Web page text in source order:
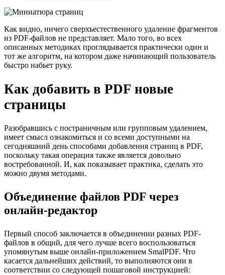
Как видно, ничего сверхъестественного удаление фрагментов
из PDF-файлов не представляет. Мало того, во всех
описанных методиках проглядывается практически один и
тот же алгоритм, на котором даже начинающий пользователь
быстро набьет руку.
Как добавить в PDF новые
страницы
Разобравшись с постраничным или групповым удалением,
имеет смысл ознакомиться и со всеми доступными на
сегодняшний день способами добавления страниц в PDF,
поскольку такая операция также является довольно
востребованной. И, как показывает практика, сделать это
можно двумя методами.
Объединение файлов PDF через
онлайн-редактор
Первый способ заключается в объединении разных PDF-
файлов в общий, для чего лучше всего воспользоваться
упомянутым выше онлайн-приложением SmalPDF. Что
касается дальнейших действий, то выполняются они в
соответствии со следующей пошаговой инструкцией: